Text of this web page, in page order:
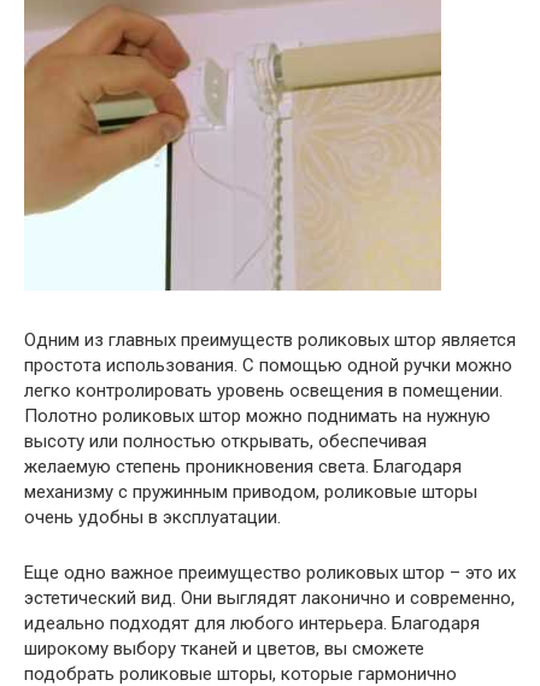
Одним из главных преимуществ роликовых штор является
простота использования. С помощью одной ручки можно
легко контролировать уровень освещения в помещении.
Полотно роликовых штор можно поднимать на нужную
высоту или полностью открывать, обеспечивая
желаемую степень проникновения света. Благодаря
механизму с пружинным приводом, роликовые шторы
очень удобны в эксплуатации.
Еще одно важное преимущество роликовых штор – это их
эстетический вид. Они выглядят лаконично и современно,
идеально подходят для любого интерьера. Благодаря
широкому выбору тканей и цветов, вы сможете
подобрать роликовые шторы, которые гармонично